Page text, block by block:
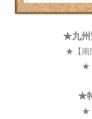
★九州
★【南
★
★
★